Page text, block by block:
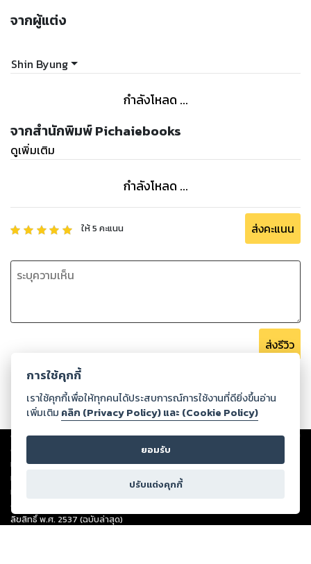
จากผู้แต่ง
Shin Byung
กำลังโหลด ...
จากสำนักพิมพ์ Pichaiebooks
ดูเพิ่มเติม
กำลังโหลด ...
ให้5 คะแนน ส่งคะแนน
ส่งรีวิว
Copyright ©2026Storylog Co., Ltd. - สตอรี่ล็อกขอสงวนสิทธิ์ไม่รับผิดชอบ
ต่อผลงานหรือเนื้อหาใดที่อัปโหลดผ่านเว็บไซต์และปรากฏว่าละเมิดสิทธิใน
ทรัพย์สินทางปัญญาของบุคคลอื่นหรือขัดต่อกฎหมายและศีลธรรม ดังนั้น ผู้อ่าน
ทุกท่านโปรดใช้วิจารณญาณในการกลั่นกรองด้วยตนเอง และหากท่านพบว่าส่วน
หนึ่งส่วนใดขัดต่อกฎหมายและศีลธรรม กรุณาแจ้งมายังบริษัท เพื่อทีมงานจะได้
ดำเนินการในทันที ทั้งนี้ ทางสตอรี่ล็อกขอสงวนลิขสิทธิ์ตามพระราชบัญญัติ
ลิขสิทธิ์ พ.ศ. 2537 (ฉบับล่าสุด)
การใช้คุกกี้
เราใช้คุกกี้เพื่อให้ทุกคนได้ประสบการณ์การใช้งานที่ดียิ่งขึ้นอ่าน
เพิ่มเติม คลิก (Privacy Policy) และ (Cookie Policy)
ยอมรับ
ปรับแต่งคุกกี้